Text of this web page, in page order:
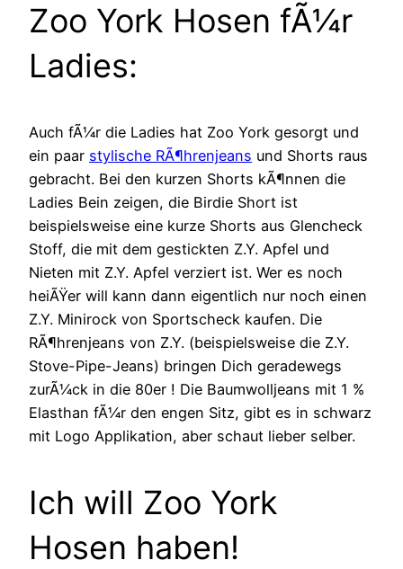
Zoo York Hosen fÃ¼r
Ladies:
Auch fÃ¼r die Ladies hat Zoo York gesorgt und
ein paar stylische RÃ¶hrenjeans und Shorts raus
gebracht. Bei den kurzen Shorts kÃ¶nnen die
Ladies Bein zeigen, die Birdie Short ist
beispielsweise eine kurze Shorts aus Glencheck
Stoff, die mit dem gestickten Z.Y. Apfel und
Nieten mit Z.Y. Apfel verziert ist. Wer es noch
heiÃŸer will kann dann eigentlich nur noch einen
Z.Y. Minirock von Sportscheck kaufen. Die
RÃ¶hrenjeans von Z.Y. (beispielsweise die Z.Y.
Stove-Pipe-Jeans) bringen Dich geradewegs
zurÃ¼ck in die 80er ! Die Baumwolljeans mit 1 %
Elasthan fÃ¼r den engen Sitz, gibt es in schwarz
mit Logo Applikation, aber schaut lieber selber.
Ich will Zoo York
Hosen haben!